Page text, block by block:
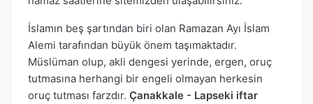
İslamın beş şartından biri olan Ramazan Ayı İslam
Alemi tarafından büyük önem taşımaktadır.
Müslüman olup, akli dengesi yerinde, ergen, oruç
tutmasına herhangi bir engeli olmayan herkesin
oruç tutması farzdır. Çanakkale - Lapseki iftar